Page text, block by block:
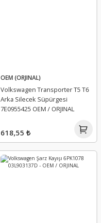
OEM (ORJINAL)
Volkswagen Transporter T5 T6
Arka Silecek Süpürgesi
7E0955425 OEM / ORJINAL
618,55 ₺